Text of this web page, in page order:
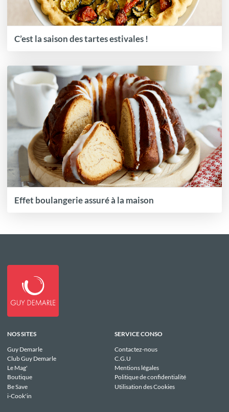
C’est la saison des tartes estivales !
Effet boulangerie assuré à la maison
NOS SITES
Guy Demarle
Club Guy Demarle
Le Mag'
Boutique
Be Save
i-Cook'in
SERVICE CONSO
Contactez-nous
C.G.U
Mentions légales
Politique de confidentialité
Utilisation des Cookies